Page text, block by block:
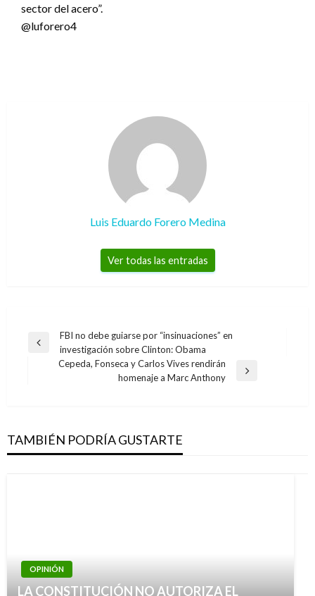
sector del acero”.
@luforero4
Luis Eduardo Forero Medina
Ver todas las entradas
Navegación
Entrada
anterior
FBI no debe guiarse por “insinuaciones” en
investigación sobre Clinton: Obama
Cepeda, Fonseca y Carlos Vives rendirán
homenaje a Marc Anthony
TAMBIÉN PODRÍA GUSTARTE
OPINIÓN
LA CONSTITUCIÓN NO AUTORIZA EL